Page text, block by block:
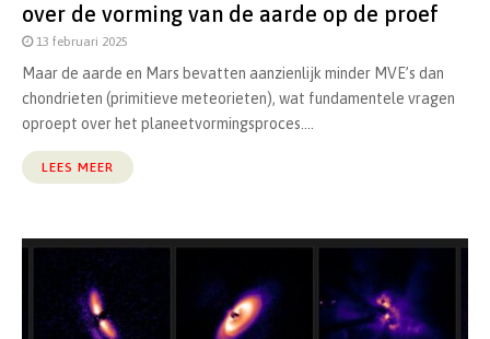
over de vorming van de aarde op de proef
13 februari 2025
Maar de aarde en Mars bevatten aanzienlijk minder MVE’s dan
chondrieten (primitieve meteorieten), wat fundamentele vragen
oproept over het planeetvormingsproces....
LEES MEER